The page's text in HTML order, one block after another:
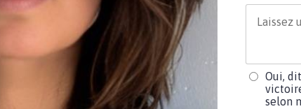
Oui,
selon